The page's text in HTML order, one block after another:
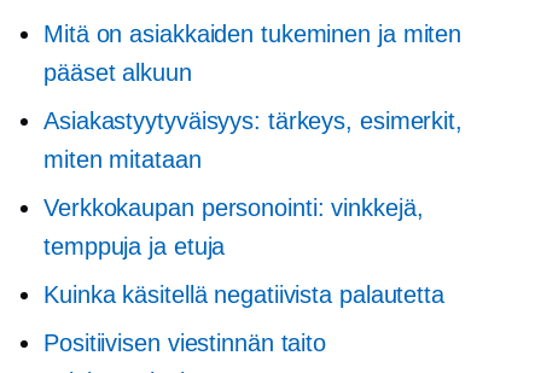
Mitä on asiakkaiden tukeminen ja miten
pääset alkuun
Asiakastyytyväisyys: tärkeys, esimerkit,
miten mitataan
Verkkokaupan personointi: vinkkejä,
temppuja ja etuja
Kuinka käsitellä negatiivista palautetta
Positiivisen viestinnän taito